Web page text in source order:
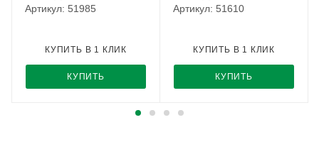
Артикул: 51985
КУПИТЬ
КУПИТЬ В 1 КЛИК
Артикул: 51610
КУПИТЬ
КУПИТЬ В 1 КЛИК